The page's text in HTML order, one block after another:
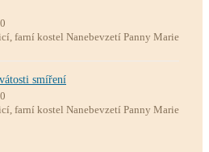
farní kostel Nanebevzetí Panny Marie
smíření
farní kostel Nanebevzetí Panny Marie